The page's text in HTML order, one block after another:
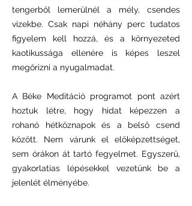
tengerből lemerülnél a mély, csendes
vizekbe. Csak napi néhány perc tudatos
figyelem kell hozzá, és a környezeted
kaotikussága ellenére is képes leszel
megőrizni a nyugalmadat.
A Béke Meditáció programot pont azért
hoztuk létre, hogy hidat képezzen a
rohanó hétköznapok és a belső csend
között. Nem várunk el előképzettséget,
sem órákon át tartó fegyelmet. Egyszerű,
gyakorlatias lépésekkel vezetünk be a
jelenlét élményébe.